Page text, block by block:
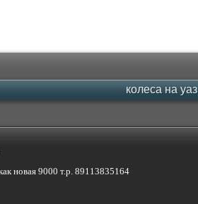
колеса на уаз
новая 9000 т.р. 89113835164